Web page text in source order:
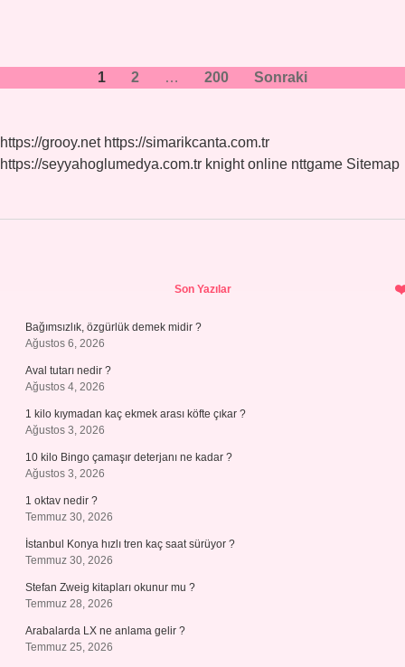
Yazı
1 2 … 200 Sonraki
https://grooy.net https://simarikcanta.com.tr
https://seyyahoglumedya.com.tr knight online nttgame Sitemap
Son Yazılar
Bağımsızlık, özgürlük demek midir ?
Ağustos 6, 2026
Aval tutarı nedir ?
Ağustos 4, 2026
1 kilo kıymadan kaç ekmek arası köfte çıkar ?
Ağustos 3, 2026
10 kilo Bingo çamaşır deterjanı ne kadar ?
Ağustos 3, 2026
1 oktav nedir ?
Temmuz 30, 2026
İstanbul Konya hızlı tren kaç saat sürüyor ?
Temmuz 30, 2026
Stefan Zweig kitapları okunur mu ?
Temmuz 28, 2026
Arabalarda LX ne anlama gelir ?
Temmuz 25, 2026